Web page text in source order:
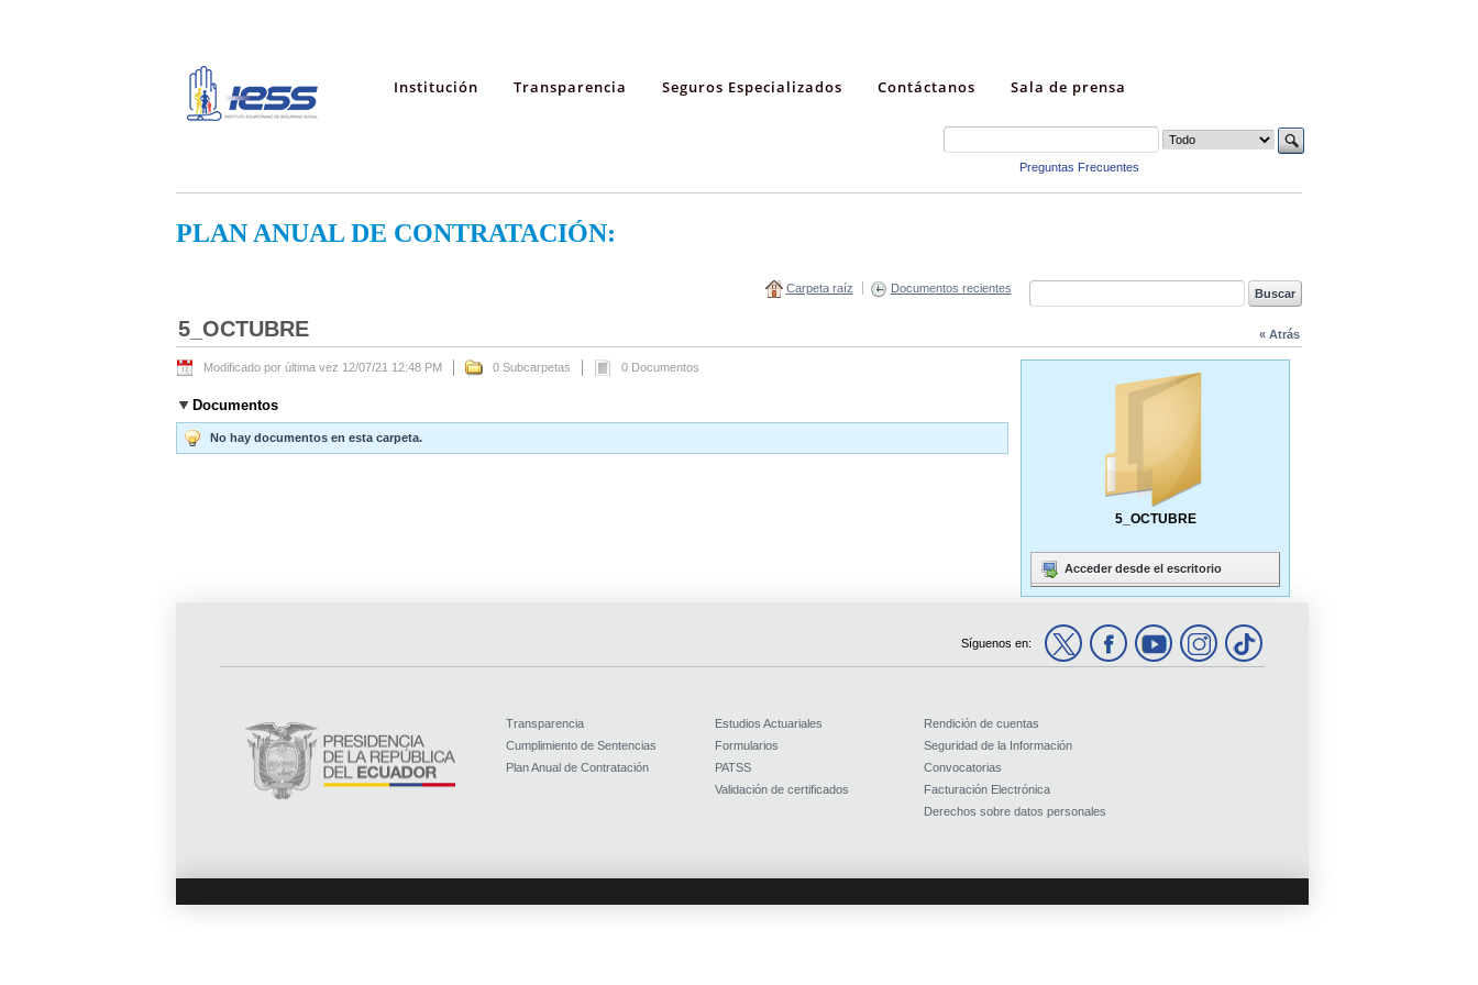
Institución Transparencia Seguros Especializados Contáctanos Sala de prensa
Preguntas Frecuentes
PLAN ANUAL DE CONTRATACIÓN:
Carpeta raíz Documentos recientes
« Atrás
5_OCTUBRE
Modificado por última vez 12/07/21 12:48 PM 0 Subcarpetas 0 Documentos
Documentos
No hay documentos en esta carpeta.
5_OCTUBRE
Acceder desde el escritorio
Síguenos en:
Transparencia
Cumplimiento de Sentencias
Plan Anual de Contratación
Estudios Actuariales
Formularios
PATSS
Validación de certificados
Rendición de cuentas
Seguridad de la Información
Convocatorias
Facturación Electrónica
Derechos sobre datos personales